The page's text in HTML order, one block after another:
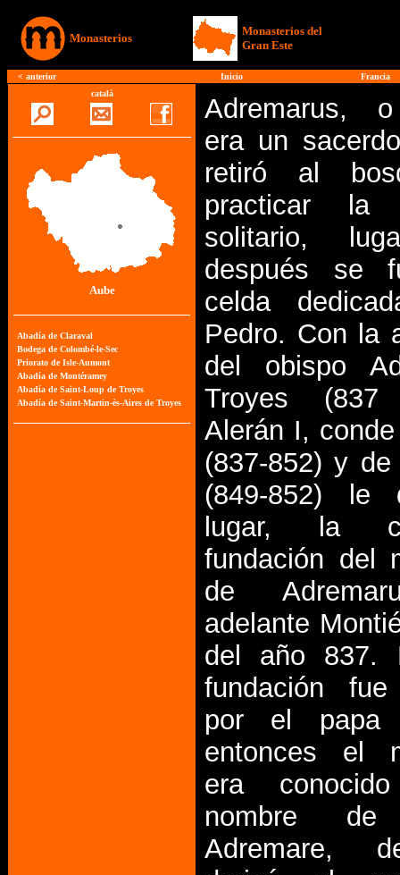
Monasterios
Monasterios del
Gran Este
< anterior Inicio
Francia
català
Aube
Adremarus,
era un
retiró al
practicar
solitario,
después se
celda
Pedro. Con la
del obispo
Troyes
Alerán I,
(837-852) y de
(849-852) le
lugar, la
fundación del
de
adelante
del año 837.
fundación fue
por el papa
entonces el
era
nombre de
Adremare,